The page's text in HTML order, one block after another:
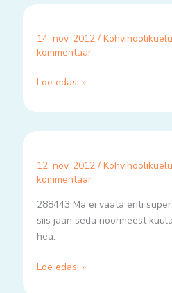
14. nov. 2012 /
kommentaar
Loe edasi »
12. nov. 2012 /
kommentaar
288443 Ma ei vaata eriti
siis jään seda noormeest
hea.
Loe edasi »